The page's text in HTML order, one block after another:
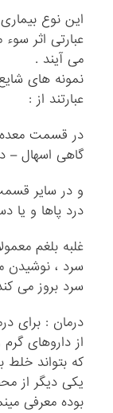
این نوع
عبارتی اثر
می آیند .
نمونه های
عبارتند از :
در قسمت
گاهی اسهال –
و در سایر
درد پاها و
غلبه بلغم
سرد ، نوشیدن
سرد بروز می
درمان : برای
از داروهای
که بتواند خلط
یکی دیگر از
بوده معرفی